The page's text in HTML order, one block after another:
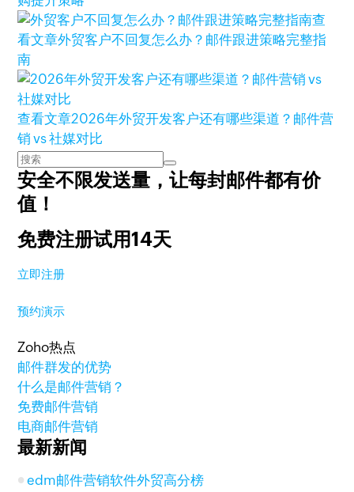
查
看文章外贸客户不回复怎么办？邮件跟进策略完整指
南
查看文章2026年外贸开发客户还有哪些渠道？邮件营
销 vs 社媒对比
安全不限发送量，让每封邮件都有价
值！
免费注册试用14天
立即注册
预约演示
Zoho热点
邮件群发的优势
什么是邮件营销？
免费邮件营销
电商邮件营销
最新新闻
edm邮件营销软件外贸高分榜